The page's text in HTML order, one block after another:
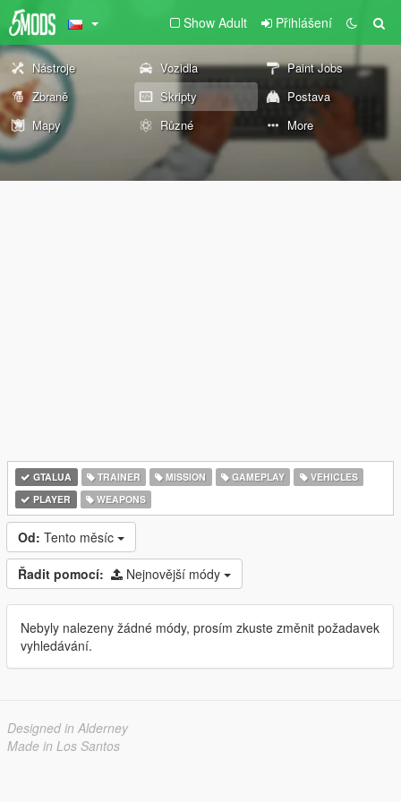
Show Adult Přihlášení
Nástroje Vozidla
Paint Jobs
Zbraně
Skripty
Postava
Mapy
Různé More
GTALUA TRAINER MISSION GAMEPLAY
VEHICLES
PLAYER
WEAPONS
Od: Tento měsíc
Řadit pomocí: Nejnovější módy
Nebyly nalezeny žádné módy, prosím zkuste změnit požadavek
vyhledávání.
Designed in Alderney
Made in Los Santos